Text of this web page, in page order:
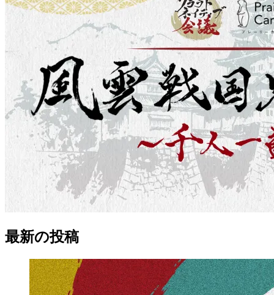
最新の投稿